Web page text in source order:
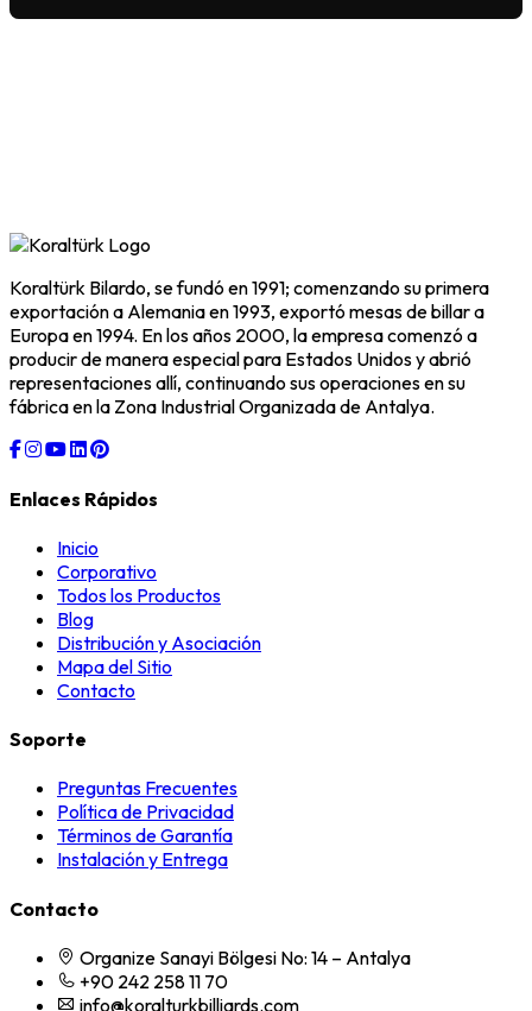
Koraltürk Bilardo, se fundó en 1991; comenzando su primera
exportación a Alemania en 1993, exportó mesas de billar a
Europa en 1994. En los años 2000, la empresa comenzó a
producir de manera especial para Estados Unidos y abrió
representaciones allí, continuando sus operaciones en su
fábrica en la Zona Industrial Organizada de Antalya.
Enlaces Rápidos
Inicio
Corporativo
Todos los Productos
Blog
Distribución y Asociación
Mapa del Sitio
Contacto
Soporte
Preguntas Frecuentes
Política de Privacidad
Términos de Garantía
Instalación y Entrega
Contacto
Organize Sanayi Bölgesi No: 14 – Antalya
+90 242 258 11 70
info@koralturkbilliards.com